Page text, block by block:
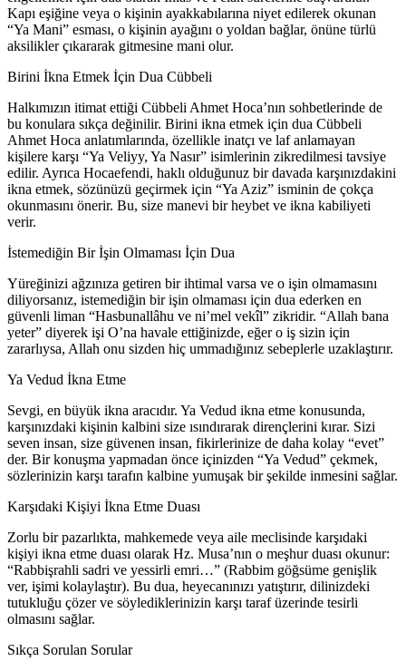
Kapı eşiğine veya o kişinin ayakkabılarına niyet edilerek okunan
“Ya Mani” esması, o kişinin ayağını o yoldan bağlar, önüne türlü
aksilikler çıkararak gitmesine mani olur.
Birini İkna Etmek İçin Dua Cübbeli
Halkımızın itimat ettiği Cübbeli Ahmet Hoca’nın sohbetlerinde de
bu konulara sıkça değinilir. Birini ikna etmek için dua Cübbeli
Ahmet Hoca anlatımlarında, özellikle inatçı ve laf anlamayan
kişilere karşı “Ya Veliyy, Ya Nasır” isimlerinin zikredilmesi tavsiye
edilir. Ayrıca Hocaefendi, haklı olduğunuz bir davada karşınızdakini
ikna etmek, sözünüzü geçirmek için “Ya Aziz” isminin de çokça
okunmasını önerir. Bu, size manevi bir heybet ve ikna kabiliyeti
verir.
İstemediğin Bir İşin Olmaması İçin Dua
Yüreğinizi ağzınıza getiren bir ihtimal varsa ve o işin olmamasını
diliyorsanız, istemediğin bir işin olmaması için dua ederken en
güvenli liman “Hasbunallâhu ve ni’mel vekîl” zikridir. “Allah bana
yeter” diyerek işi O’na havale ettiğinizde, eğer o iş sizin için
zararlıysa, Allah onu sizden hiç ummadığınız sebeplerle uzaklaştırır.
Ya Vedud İkna Etme
Sevgi, en büyük ikna aracıdır. Ya Vedud ikna etme konusunda,
karşınızdaki kişinin kalbini size ısındırarak dirençlerini kırar. Sizi
seven insan, size güvenen insan, fikirlerinize de daha kolay “evet”
der. Bir konuşma yapmadan önce içinizden “Ya Vedud” çekmek,
sözlerinizin karşı tarafın kalbine yumuşak bir şekilde inmesini sağlar.
Karşıdaki Kişiyi İkna Etme Duası
Zorlu bir pazarlıkta, mahkemede veya aile meclisinde karşıdaki
kişiyi ikna etme duası olarak Hz. Musa’nın o meşhur duası okunur:
“Rabbişrahli sadri ve yessirli emri…” (Rabbim göğsüme genişlik
ver, işimi kolaylaştır). Bu dua, heyecanınızı yatıştırır, dilinizdeki
tutukluğu çözer ve söylediklerinizin karşı taraf üzerinde tesirli
olmasını sağlar.
Sıkça Sorulan Sorular